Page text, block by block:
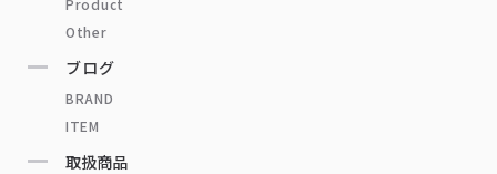
Product
Other
ブログ
BRAND
ITEM
取扱商品